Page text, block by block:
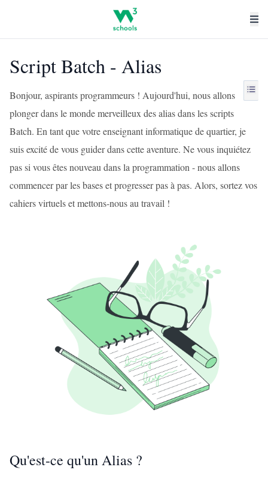
Script Batch - Alias
Bonjour, aspirants programmeurs ! Aujourd'hui, nous allons
plonger dans le monde merveilleux des alias dans les scripts
Batch. En tant que votre enseignant informatique de quartier, je
suis excité de vous guider dans cette aventure. Ne vous inquiétez
pas si vous êtes nouveau dans la programmation - nous allons
commencer par les bases et progresser pas à pas. Alors, sortez vos
cahiers virtuels et mettons-nous au travail !
Qu'est-ce qu'un Alias ?